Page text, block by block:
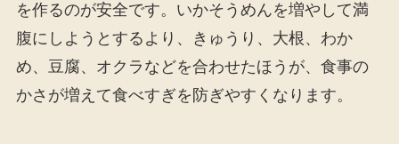
を作るのが安全です。いかそうめんを増やして満
腹にしようとするより、きゅうり、大根、わか
め、豆腐、オクラなどを合わせたほうが、食事の
かさが増えて食べすぎを防ぎやすくなります。